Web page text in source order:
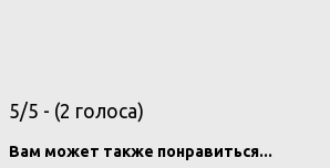
5/5 - (2 голоса)
Вам может также понравиться...